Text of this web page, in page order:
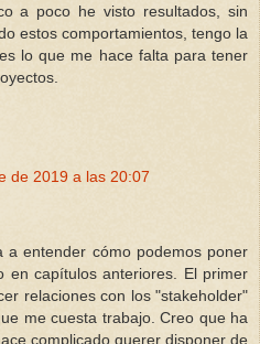
a poco he visto resultados, sin
estos comportamientos, tengo la
lo que me hace falta para tener
de 2019 a las 20:07
a entender cómo podemos poner
en capítulos anteriores. El primer
relaciones con los "stakeholder"
me cuesta trabajo. Creo que ha
complicado querer disponer de